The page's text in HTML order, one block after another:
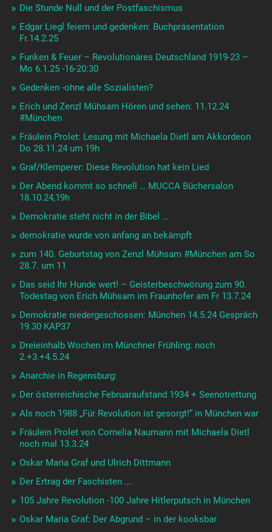
Die Stunde Null und der Postfaschismus
Edgar Liegl feiern und gedenken: Buchpräsentation
Fr.14.2.25
Funken & Feuer – Revolutionäres Deutschland 1919-23 –
Mo 6.1.25 -16-20:30
Gedenken -ohne alle Sozialisten?
Erich und Zenzl Mühsam Hören und sehen: 11.12.24
#München
Fräulein Prolet: Lesung mit Michaela Dietl am Akkordeon
Do 28.11.24 um 19h
Graf/Klemperer: Diese Revolution hat kein Lied
Der Abend kommt so schnell … MUCCA Büchersalon
18.10.24,19h
Demokratie steht nicht in der Bibel …
demokratie wurde von anfang an bekämpft
zum 140. Geburtstag von Zenzl Mühsam #München am So
28.7. um 11
Das seid Ihr Hunde wert! – Geisterbeschwörung zum 90.
Todestag von Erich Mühsam im Fraunhofer am Fr 13.7.24
Demokratie niedergeschossen: München 14.5.24 Gespräch
19.30 KAP37
Dreieinhalb Wochen im Münchner Frühling: noch
2.+3.+4.5.24
Anarchie in Regensburg:
Der österreichische Februaraufstand 1934 + Seenotrettung
Als noch 1988 „Für Revolution ist gesorgt!“ in München war
Fräulein Prolet von Cornelia Naumann mit Michaela Dietl
noch mal 13.3.24
Oskar Maria Graf und Ulrich Dittmann
Der Ertrag der Faschisten ….
105 Jahre Revolution -100 Jahre Hitlerputsch in München
Oskar Maria Graf: Der Abgrund – in der kooksbar